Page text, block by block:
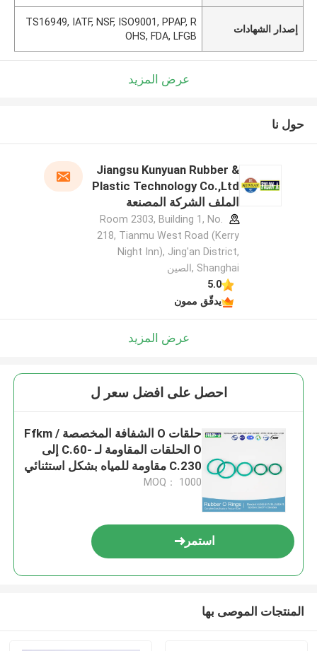
إصدار الشهادات
TS16949, IATF, NSF, ISO9001, PPAP, R
OHS, FDA, LFGB
عرض المزيد
حول نا
Jiangsu Kunyuan Rubber &
Plastic Technology Co.,Ltd
الملف الشركة المصنعة
Room 2303, Building 1, No.
218, Tianmu West Road (Kerry
Night Inn), Jing'an District,
Shanghai ,الصين
5.0
يدقّق ممون
عرض المزيد
احصل على افضل سعر ل
حلقات O الشفافة المخصصة / Ffkm
O الحلقات المقاومة لـ -60.C إلى
230.C مقاومة للمياه بشكل استثنائي
MOQ： 1000
استمر
المنتجات الموصى بها